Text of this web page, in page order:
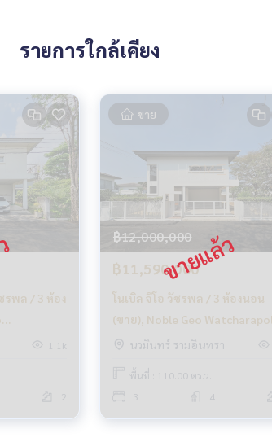
รายการใกล้เคียง
รพล / 3 ห้อง
House 31.1k
ขาย
฿12,000,000
฿11,590,000
โนเบิล จีโอ วัชรพล / 3 ห้องนอน
(ขาย), Noble Geo
Bedrooms (SALE) TAN751
นวมินทร์ รามอินทรา
พื้นที่ : 110.00 ตร.ว.
4